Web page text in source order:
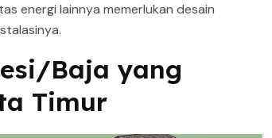
energi lainnya memerlukan desain
Baja yang
Timur